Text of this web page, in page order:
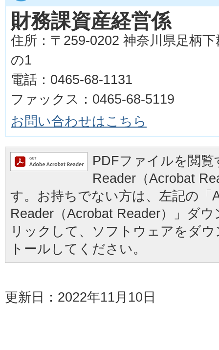
財務課資産経営係
住所：〒259-0202 神奈川県足柄
の1
電話：0465-68-1131
ファックス：0465-68-5119
お問い合わせはこちら
PDFファイルを閲
Reader（Acrobat
す。お持ちでない方は、左記の「
Reader（Acrobat Reader）」ダ
リックして、ソフトウェアをダ
トールしてください。
更新日：2022年11月10日